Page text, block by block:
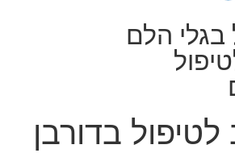
בגלי הלם
בדורבן